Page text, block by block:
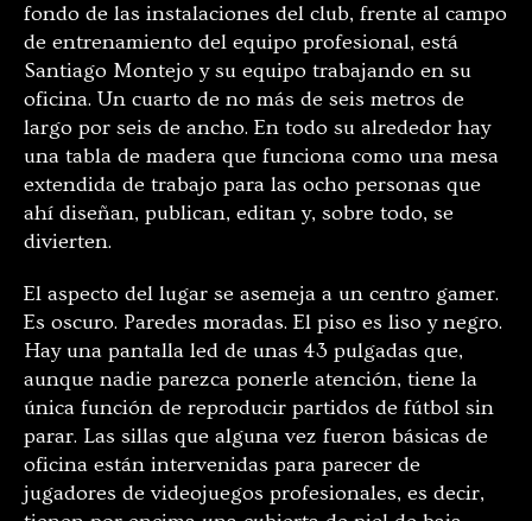
fondo de las instalaciones del club, frente al campo
de entrenamiento del equipo profesional, está
Santiago Montejo y su equipo trabajando en su
oficina. Un cuarto de no más de seis metros de
largo por seis de ancho. En todo su alrededor hay
una tabla de madera que funciona como una mesa
extendida de trabajo para las ocho personas que
ahí diseñan, publican, editan y, sobre todo, se
divierten.
El aspecto del lugar se asemeja a un centro gamer.
Es oscuro. Paredes moradas. El piso es liso y negro.
Hay una pantalla led de unas 43 pulgadas que,
aunque nadie parezca ponerle atención, tiene la
única función de reproducir partidos de fútbol sin
parar. Las sillas que alguna vez fueron básicas de
oficina están intervenidas para parecer de
jugadores de videojuegos profesionales, es decir,